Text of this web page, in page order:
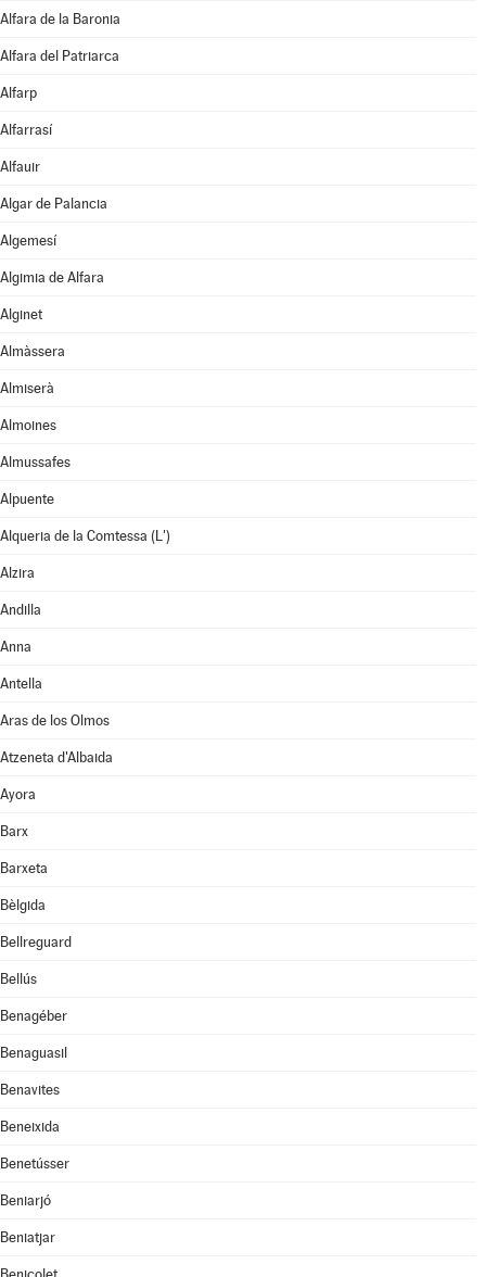
Alfara de la Baronia
Alfara del Patriarca
Alfarp
Alfarrasí
Alfauir
Algar de Palancia
Algemesí
Algimia de Alfara
Alginet
Almàssera
Almiserà
Almoines
Almussafes
Alpuente
Alqueria de la Comtessa (L')
Alzira
Andilla
Anna
Antella
Aras de los Olmos
Atzeneta d'Albaida
Ayora
Barx
Barxeta
Bèlgida
Bellreguard
Bellús
Benagéber
Benaguasil
Benavites
Beneixida
Benetússer
Beniarjó
Beniatjar